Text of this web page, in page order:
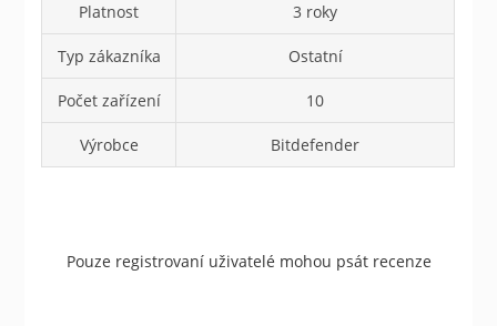
Platnost 3 roky
Typ zákazníka Ostatní
Počet zařízení 10
Výrobce Bitdefender
Pouze registrovaní uživatelé mohou psát recenze